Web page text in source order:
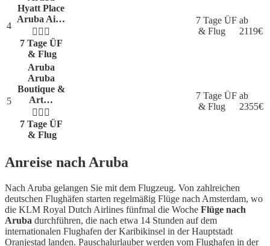
4
Hyatt Place
Aruba Ai…
7 Tage ÜF
& Flug
7 Tage ÜF
& Flug
ab
2119€
5
Aruba
Aruba
Boutique &
Art…
7 Tage ÜF
& Flug
7 Tage ÜF
& Flug
ab
2355€
Anreise nach Aruba
Nach Aruba gelangen Sie mit dem Flugzeug. Von zahlreichen
deutschen Flughäfen starten regelmäßig Flüge nach Amsterdam, wo
die KLM Royal Dutch Airlines fünfmal die Woche Flüge nach
Aruba durchführen, die nach etwa 14 Stunden auf dem
internationalen Flughafen der Karibikinsel in der Hauptstadt
Oranjestad landen. Pauschalurlauber werden vom Flughafen in der